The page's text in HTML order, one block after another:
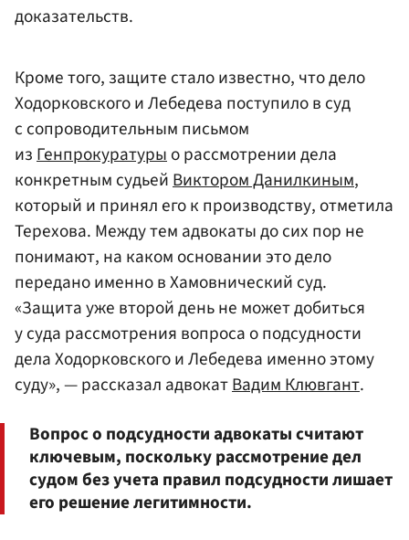
доказательств.
Кроме того, защите стало известно, что дело
Ходорковского и Лебедева поступило в суд
с сопроводительным письмом
изГенпрокуратурыо рассмотрении дела
конкретным судьейВиктором Данилкиным,
который и принял его к производству, отметила
Терехова. Между тем адвокаты до сих пор не
понимают, на каком основании это дело
передано именно в Хамовнический суд.
«Защита уже второй день не может добиться
у суда рассмотрения вопроса о подсудности
дела Ходорковского и Лебедева именно этому
суду», — рассказал адвокатВадим Клювгант.
Вопрос о подсудности адвокаты считают
ключевым, поскольку рассмотрение дел
судом без учета правил подсудности лишает
его решение легитимности.